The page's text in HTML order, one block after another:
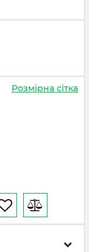
Розмірна сітка